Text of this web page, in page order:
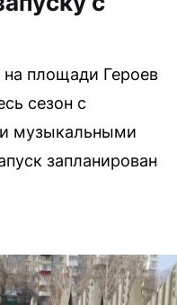
площади Героев
сезон с
музыкальными
запланирован